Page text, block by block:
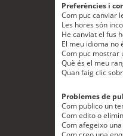
Preferències i
Com puc canviar
Les hores són
He canviat el fus
El meu idioma no
Com puc mostrar
Què és el meu
Quan faig clic
Problemes de
Com publico un
Com edito o
Com afegeixo